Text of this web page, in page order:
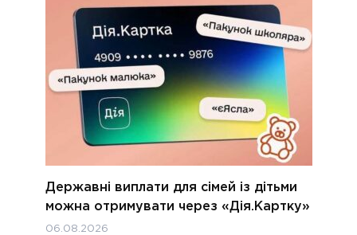
Державні виплати для сімей із дітьми
можна отримувати через «Дія.Картку»
06.08.2026